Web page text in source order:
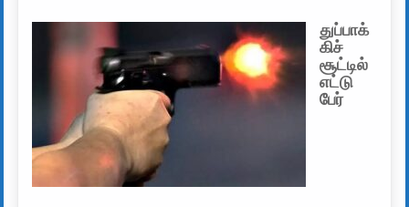
துப்பாக்
கிச்
சூட்டில்
எட்டு
பேர்